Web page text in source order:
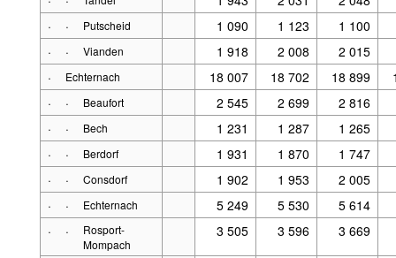
· · Putscheid 1 090 1 123
1 100
· · Vianden 1 918 2 008
2 015
·
Echternach 18 007 18 702 18 899
· · Beaufort 2 545 2 699
2 816
· · Bech 1 231 1 287
1 265
· · Berdorf 1 931 1 870
1 747
· · Consdorf 1 902 1 953
2 005
· · Echternach 5 249 5 530
5 614
· ·
Rosport-
Mompach
3 505 3 596 3 669